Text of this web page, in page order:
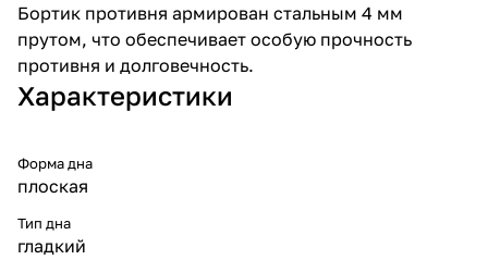
Бортик противня армирован стальным 4 мм
прутом, что обеспечивает особую прочность
противня и долговечность.
Характеристики
Форма дна
плоская
Тип дна
гладкий